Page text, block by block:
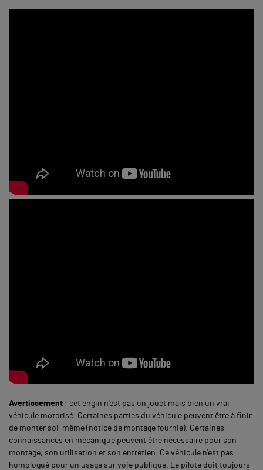
Avertissement : cet engin n'est pas un jouet mais bien un vrai
véhicule motorisé. Certaines parties du véhicule peuvent être à finir
de monter soi-même (notice de montage fournie). Certaines
connaissances en mécanique peuvent être nécessaire pour son
montage, son utilisation et son entretien. Ce véhicule n'est pas
homologué pour un usage sur voie publique. Le pilote doit toujours